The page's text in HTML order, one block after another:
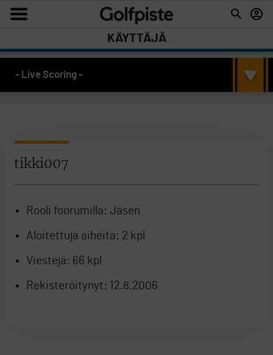
KÄYTTÄJÄ
- Live Scoring -
tikki007
Rooli foorumilla: Jäsen
Aloitettuja aiheita: 2 kpl
Viestejä: 66 kpl
Rekisteröitynyt: 12.8.2006